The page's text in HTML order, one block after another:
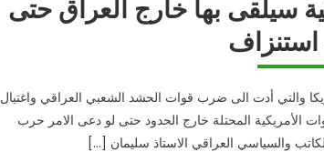
سيلقى بها خارج العراق حتى
والتي أدت الى ضرب قوات الحشد الشعبي العراقي واغتيال
الأمريكية المحتلة خارج الحدود حتى لو دعى الامر حرب
والسياسي العراقي الاستاذ سليمان […]